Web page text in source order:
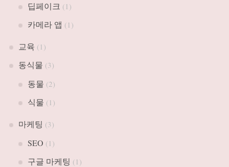
딥페이크 (1)
카메라 앱 (1)
교육 (1)
동식물 (3)
동물 (2)
식물 (1)
마케팅 (3)
SEO (1)
구글 마케팅 (1)